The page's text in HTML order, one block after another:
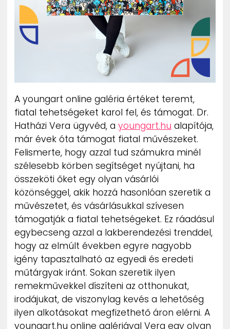
A youngart online galéria értéket teremt,
fiatal tehetségeket karol fel, és támogat. Dr.
Hatházi Vera ügyvéd, a youngart.hu alapítója,
már évek óta támogat fiatal művészeket.
Felismerte, hogy azzal tud számukra minél
szélesebb körben segítséget nyújtani, ha
összeköti őket egy olyan vásárlói
közönséggel, akik hozzá hasonlóan szeretik a
művészetet, és vásárlásukkal szívesen
támogatják a fiatal tehetségeket. Ez ráadásul
egybecseng azzal a lakberendezési trenddel,
hogy az elmúlt években egyre nagyobb
igény tapasztalható az egyedi és eredeti
műtárgyak iránt. Sokan szeretik ilyen
remekművekkel díszíteni az otthonukat,
irodájukat, de viszonylag kevés a lehetőség
ilyen alkotásokat megfizethető áron elérni. A
youngart.hu online galériával Vera egy olyan